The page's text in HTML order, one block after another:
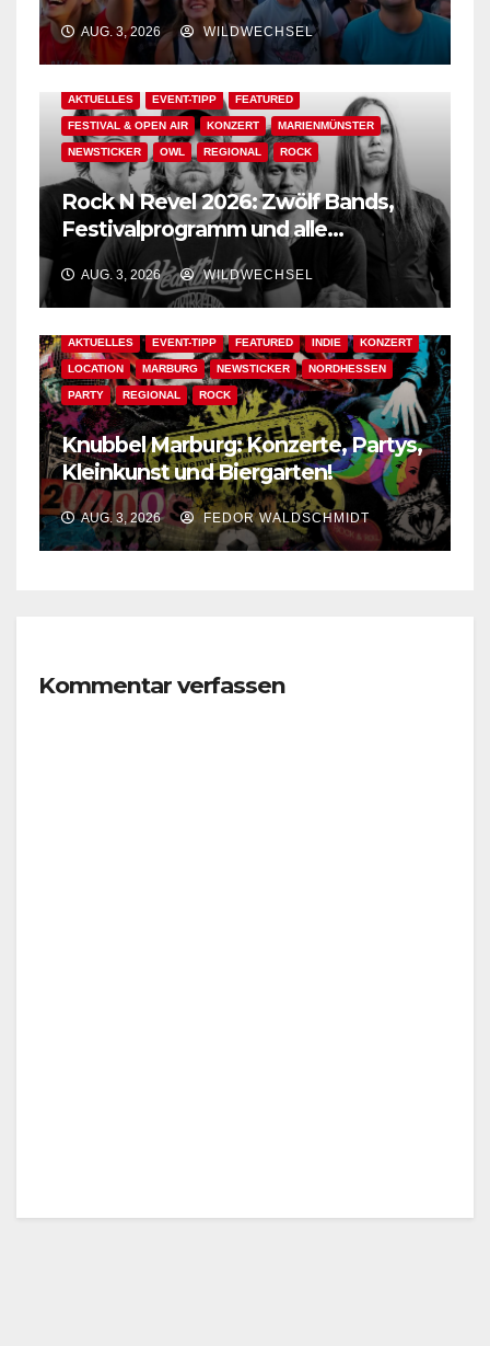
Der Ww-Festival-Planer!
AUG. 3, 2026 WILDWECHSEL
AKTUELLES EVENT-TIPP FEATURED
FESTIVAL & OPEN AIR KONZERT MARIENMÜNSTER
NEWSTICKER OWL REGIONAL ROCK
Rock N Revel 2026: Zwölf Bands,
Festivalprogramm und alle
wichtigen Informationen!
AUG. 3, 2026 WILDWECHSEL
AKTUELLES EVENT-TIPP FEATURED INDIE KONZERT
LOCATION MARBURG NEWSTICKER NORDHESSEN
PARTY REGIONAL ROCK
Knubbel Marburg: Konzerte, Partys,
Kleinkunst und Biergarten!
AUG. 3, 2026 FEDOR WALDSCHMIDT
Kommentar verfassen